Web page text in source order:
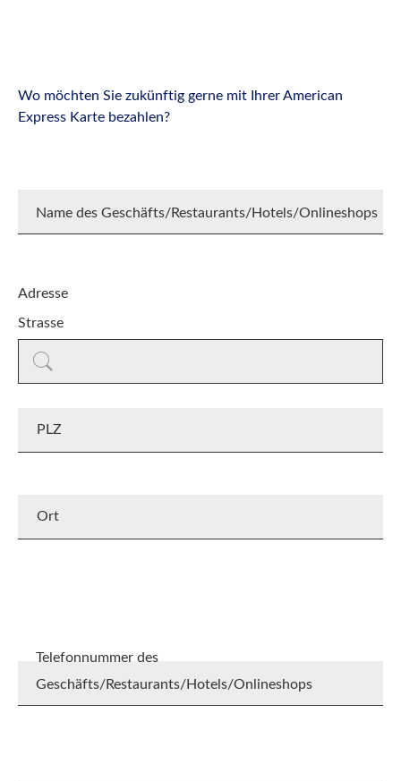
Wo möchten Sie zukünftig gerne mit Ihrer American
Express Karte bezahlen?
Name des Geschäfts/Restaurants/Hotels/Onlineshops
Adresse
Strasse
Telefonnummer des
Geschäfts/Restaurants/Hotels/Onlineshops